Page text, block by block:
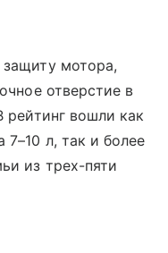
мотора,
отверстие в
вошли как
л, так и более
из трех-пяти